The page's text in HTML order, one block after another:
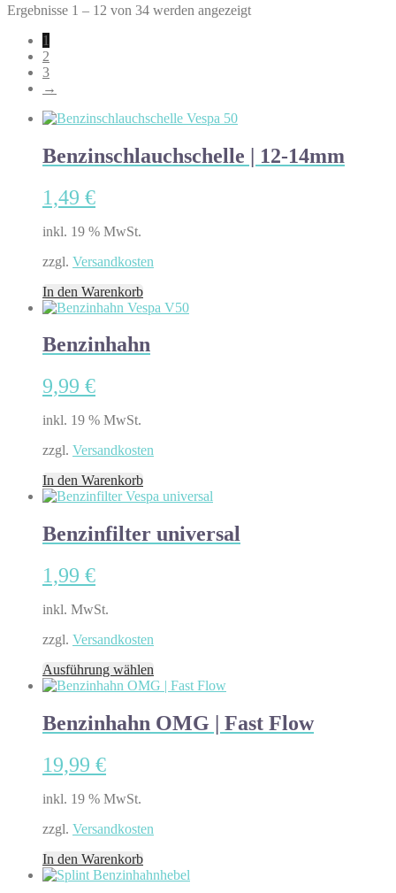
Ergebnisse 1 – 12 von 34 werden angezeigtNach
1
2
3
→
Benzinschlauchschelle | 12-14mm
1,49 €
inkl. 19 % MwSt.
zzgl. Versandkosten
In den Warenkorb
Benzinhahn
9,99 €
inkl. 19 % MwSt.
zzgl. Versandkosten
In den Warenkorb
Benzinfilter universal
1,99 €
inkl. MwSt.
zzgl. Versandkosten
Ausführung wählen
Produkt
mehrere
Varianten
werden
Benzinhahn OMG | Fast Flow
19,99 €
inkl. 19 % MwSt.
zzgl. Versandkosten
In den Warenkorb